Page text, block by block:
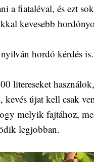
a fiataléval, és ezt
kevesebb
hordó kérdés
litereseket
kevés újat kell csak
melyik fajtához,
legjobban.